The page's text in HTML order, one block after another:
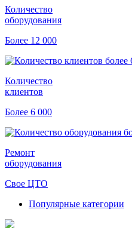
Количество
оборудования
Более 12 000
Количество
клиентов
Более 6 000
Ремонт
оборудования
Свое ЦТО
Популярные категории